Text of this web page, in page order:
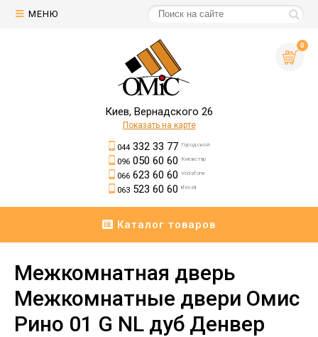
МЕНЮ
0
Киев, Вернадского 26
Показать на карте
044332 33 77 Городской
096050 60 60 Киевстар
066623 60 60 Vodafone
063523 60 60 lifecell
Каталог товаров
Межкомнатная дверь
Межкомнатные двери Омис
Рино 01 G NL дуб Денвер